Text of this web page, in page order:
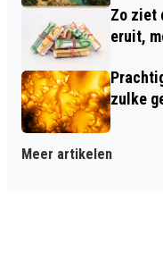
Zo ziet
eruit,
zulke
Meer artikelen